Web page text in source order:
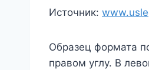
Источник:
Образец формата
правом углу. В